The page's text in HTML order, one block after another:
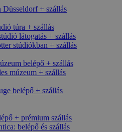
+ szállás
túra + szállás
látogatás + szállás
stúdiókban + szállás
belépő + szállás
múzeum + szállás
belépő + szállás
+ prémium szállás
belépő és szállás